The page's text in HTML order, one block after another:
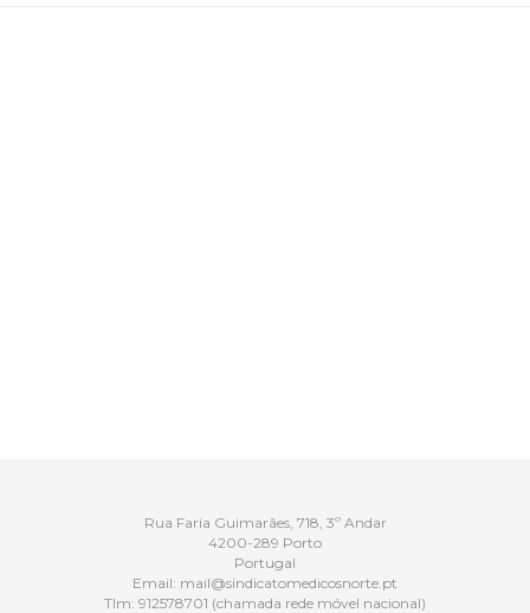
Rua Faria Guimarães, 718, 3º Andar
4200-289 Porto
Portugal
Email: mail@sindicatomedicosnorte.pt
Tlm: 912578701 (chamada rede móvel nacional)